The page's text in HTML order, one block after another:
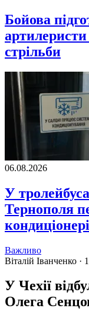
Бойова
стрільби
06.08.2026
У
Тернополя
Важливо
Віталій Іванченко ·
У Чехії
Олега